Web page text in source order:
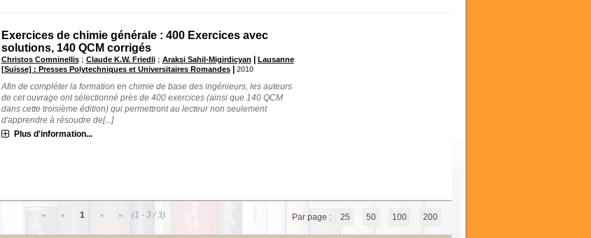
Exercices de chimie générale : 400 Exercices avec
solutions, 140 QCM corrigés
Christos Comninellis; Claude K.W. Friedli; Araksi Sahil-Migirdicyan
Lausanne
[Suisse] : Presses Polytechniques et Universitaires Romandes| 2010
Afin de compléter la formation en chimie de base des ingénieurs, les auteurs
de cet ouvrage ont sélectionné près de 400 exercices (ainsi que 140 QCM
dans cette troisième édition) qui permettront au lecteur non seulement
d'apprendre à résoudre de[...]
Plus d'information...
1 (1 - 3 / 3) Par page : 25 50 100 200